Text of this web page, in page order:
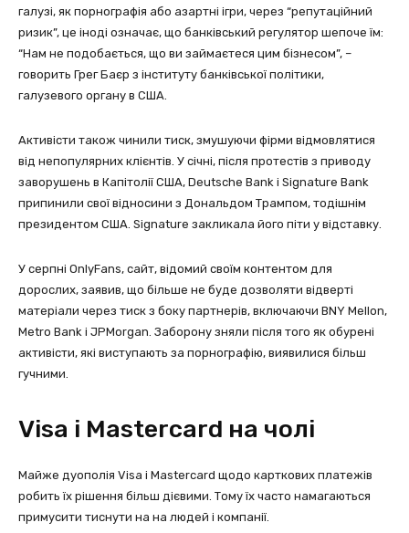
галузі, як порнографія або азартні ігри, через “репутаційний
ризик”, це іноді означає, що банківський регулятор шепоче їм:
“Нам не подобається, що ви займаєтеся цим бізнесом”, –
говорить Грег Баєр з інституту банківської політики,
галузевого органу в США.
Активісти також чинили тиск, змушуючи фірми відмовлятися
від непопулярних клієнтів. У січні, після протестів з приводу
заворушень в Капітолії США, Deutsche Bank і Signature Bank
припинили свої відносини з Дональдом Трампом, тодішнім
президентом США. Signature закликала його піти у відставку.
У серпні OnlyFans, сайт, відомий своїм контентом для
дорослих, заявив, що більше не буде дозволяти відверті
матеріали через тиск з боку партнерів, включаючи BNY Mellon,
Metro Bank і JPMorgan. Заборону зняли після того як обурені
активісти, які виступають за порнографію, виявилися більш
гучними.
Visa і Mastercard на чолі
Майже дуополія Visa і Mastercard щодо карткових платежів
робить їх рішення більш дієвими. Тому їх часто намагаються
примусити тиснути на на людей і компанії.